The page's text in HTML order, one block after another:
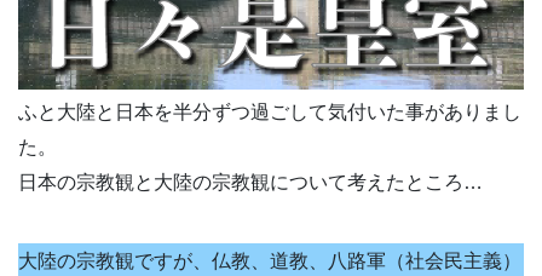
ふと大陸と日本を半分ずつ過ごして気付いた事がありまし
た。
日本の宗教観と大陸の宗教観について考えたところ…
大陸の宗教観ですが、仏教、道教、八路軍（社会民主義）